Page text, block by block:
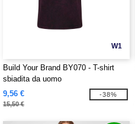
W1
Build Your Brand BY070 - T-shirt
sbiadita da uomo
9,56 €
15,50 €
-38%